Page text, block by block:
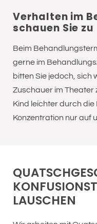
Verhalten im
schauen Sie zu
Beim
gerne im
bitten Sie jedoch, sich
Zuschauer im Theater
Kind leichter durch
Konzentration nur auf
LAUSCHEN